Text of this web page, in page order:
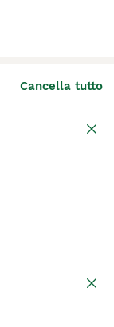
Cancella tutto